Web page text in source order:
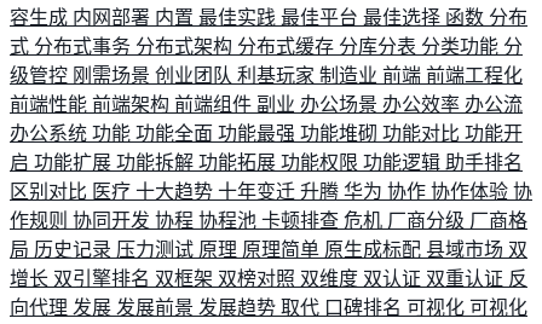
容生成 内网部署 内置 最佳实践 最佳平台 最佳选择 函数 分布
式 分布式事务 分布式架构 分布式缓存 分库分表 分类功能 分
级管控 刚需场景 创业团队 利基玩家 制造业 前端 前端工程化
前端性能 前端架构 前端组件 副业 办公场景 办公效率 办公流
办公系统 功能 功能全面 功能最强 功能堆砌 功能对比 功能开
启 功能扩展 功能拆解 功能拓展 功能权限 功能逻辑 助手排名
区别对比 医疗 十大趋势 十年变迁 升腾 华为 协作 协作体验 协
作规则 协同开发 协程 协程池 卡顿排查 危机 厂商分级 厂商格
局 历史记录 压力测试 原理 原理简单 原生成标配 县域市场 双
增长 双引擎排名 双框架 双榜对照 双维度 双认证 双重认证 反
向代理 发展 发展前景 发展趋势 取代 口碑排名 可视化 可视化